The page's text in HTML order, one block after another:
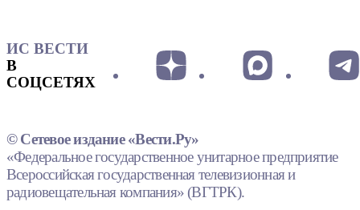
ИС ВЕСТИ
В
СОЦСЕТЯХ
© Сетевое издание «Вести.Ру»
«Федеральное государственное унитарное предприятие
Всероссийская государственная телевизионная и
радиовещательная компания» (ВГТРК).